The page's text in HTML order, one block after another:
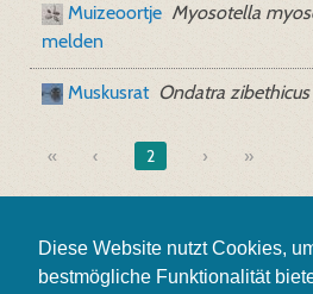
Diese Website nutzt Cookies,
bestmögliche Funktionalität
Muizeoortje Myosotella
melden
Muskusrat Ondatra zibethicus
« 2 »